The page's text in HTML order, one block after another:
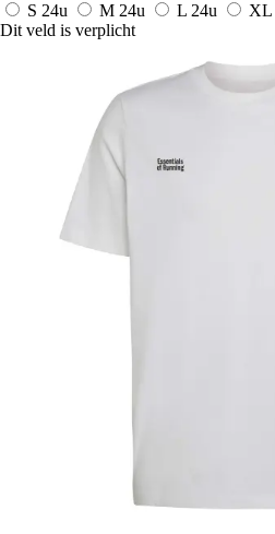
S 24u M 24u L 24u XL
Dit veld is verplicht